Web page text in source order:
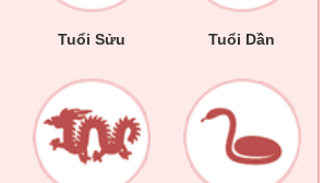
Tuổi Sửu Tuổi Dần